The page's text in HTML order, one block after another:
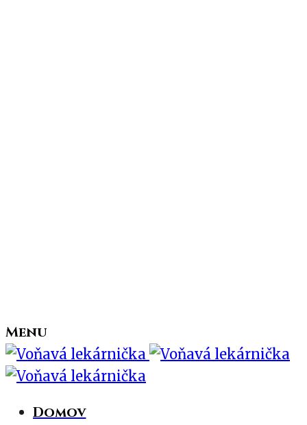
Menu
Domov